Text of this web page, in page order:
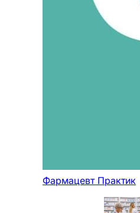
Фармацевт Практик